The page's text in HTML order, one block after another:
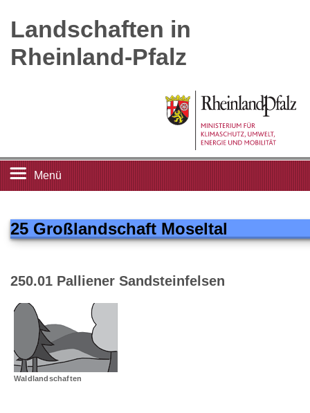
Landschaften in
Rheinland-Pfalz
Menü
Landschaftsleitbilder
Großlandschaften
Landschaftsräume
Glossar
25 Großlandschaft Moseltal
250.01 Palliener Sandsteinfelsen
Waldlandschaften